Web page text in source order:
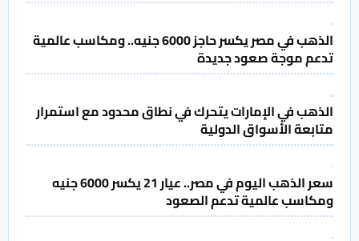
الذهب في مصر يكسر حاجز 6000 جنيه.. ومكاسب عالمية
تدعم موجة صعود جديدة
الذهب في الإمارات يتحرك في نطاق محدود مع استمرار
متابعة الأسواق الدولية
سعر الذهب اليوم في مصر.. عيار 21 يكسر 6000 جنيه
ومكاسب عالمية تدعم الصعود